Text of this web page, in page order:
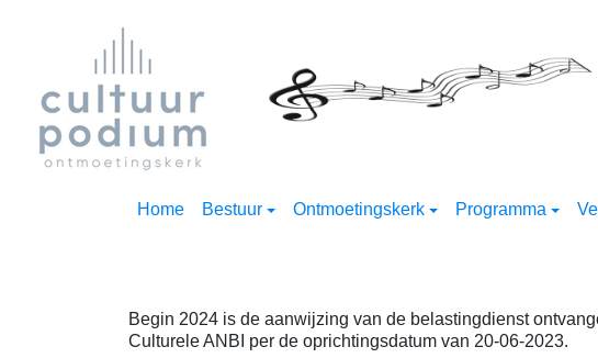
Home Bestuur Ontmoetingskerk Programma
Begin 2024 is de aanwijzing van de belastingdienst
Culturele ANBI per de oprichtingsdatum van 20-06-2023.